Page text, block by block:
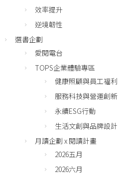
效率提升
逆境韌性
選書企劃
愛閱電台
TOPS企業體驗專區
健康照顧與員工福利
服務科技與營運創新
永續ESG行動
生活文創與品牌設計
月讀企劃 x 閱讀計畫
2026五月
2026六月